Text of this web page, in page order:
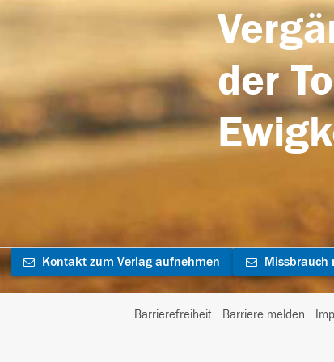
der
Kontakt zum Verlag aufnehmen Missbrauch
Barrierefreiheit Barriere melden